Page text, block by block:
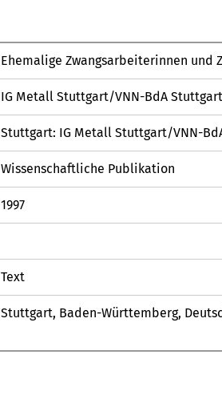
Ehemalige Zwangsarbeiterinnen und
IG Metall Stuttgart/VNN-BdA
Stuttgart: IG Metall Stuttgart/VNN-
Wissenschaftliche Publikation
1997
Text
Stuttgart, Baden-Württemberg,